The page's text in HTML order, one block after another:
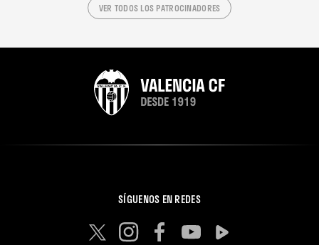
VER TODOS LOS PATROCINADORES
SÍGUENOS EN REDES